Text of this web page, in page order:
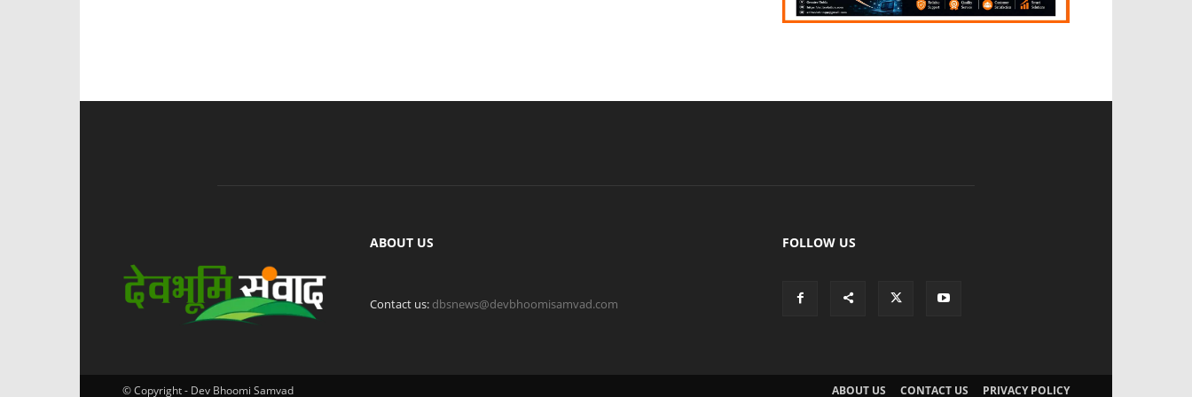
ABOUT US
Contact us: dbsnews@devbhoomisamvad.com
FOLLOW US
ABOUT US CONTACT US PRIVACY POLICY
© Copyright - Dev Bhoomi Samvad